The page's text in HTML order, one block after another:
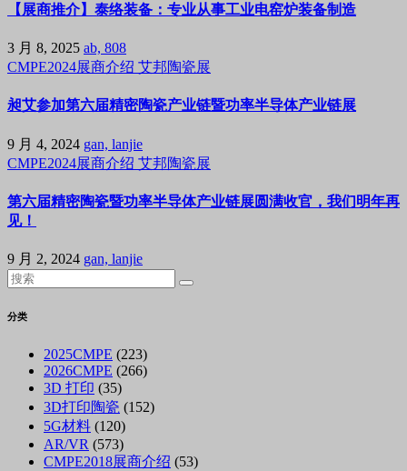
【展商推介】泰络装备：专业从事工业电窑炉装备制造
3 月 8, 2025 ab, 808
CMPE2024展商介绍 艾邦陶瓷展
昶艾参加第六届精密陶瓷产业链暨功率半导体产业链展
9 月 4, 2024 gan, lanjie
CMPE2024展商介绍 艾邦陶瓷展
第六届精密陶瓷暨功率半导体产业链展圆满收官，我们明年再
见！
9 月 2, 2024 gan, lanjie
分类
2025CMPE (223)
2026CMPE (266)
3D 打印 (35)
3D打印陶瓷 (152)
5G材料 (120)
AR/VR (573)
CMPE2018展商介绍 (53)